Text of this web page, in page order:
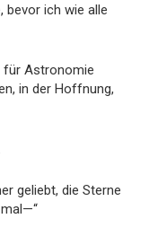
bevor ich wie alle
für Astronomie
in der Hoffnung,
geliebt, die Sterne